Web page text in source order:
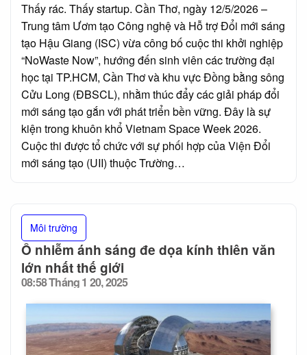
Thấy rác. Thấy startup. Cần Thơ, ngày 12/5/2026 –
Trung tâm Ươm tạo Công nghệ và Hỗ trợ Đổi mới sáng
tạo Hậu Giang (ISC) vừa công bố cuộc thi khởi nghiệp
“NoWaste Now”, hướng đến sinh viên các trường đại
học tại TP.HCM, Cần Thơ và khu vực Đồng bằng sông
Cửu Long (ĐBSCL), nhằm thúc đẩy các giải pháp đổi
mới sáng tạo gắn với phát triển bền vững. Đây là sự
kiện trong khuôn khổ Vietnam Space Week 2026.
Cuộc thi được tổ chức với sự phối hợp của Viện Đổi
mới sáng tạo (UII) thuộc Trường…
Môi trường
Ô nhiễm ánh sáng đe dọa kính thiên văn
lớn nhất thế giới
Posted
on
08:58 Tháng 1 20, 2025